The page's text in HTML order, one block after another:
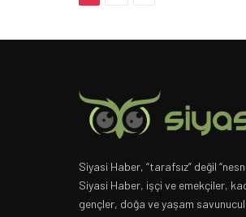
Siyasi Haber, “tarafsız” değil
Siyasi Haber, işçi ve emekçiler,
gençler, doğa ve yaşam